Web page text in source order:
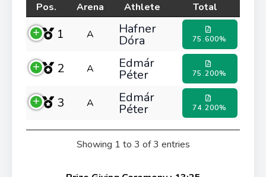
Pos. Arena Athlete Total
1 A Hafner
Dóra 75.600%
2 A Edmár
Péter 75.200%
3 A Edmár
Péter 74.200%
Showing 1 to 3 of 3 entries